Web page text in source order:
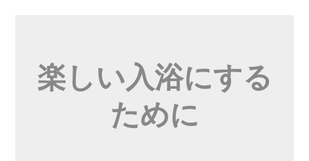
楽しい入浴にする
ために